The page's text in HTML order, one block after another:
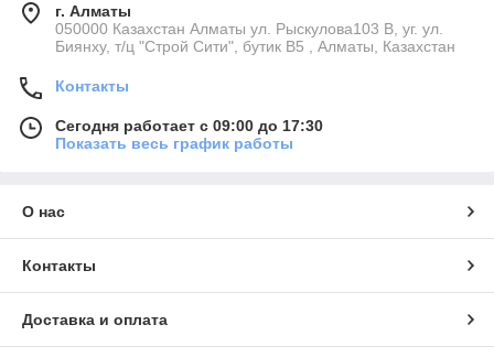
г. Алматы
050000 Казахстан Алматы ул. Рыскулова103 В, уг. ул.
Биянху, т/ц "Строй Сити", бутик В5 , Алматы, Казахстан
Контакты
Сегодня работает с 09:00 до 17:30
Показать весь график работы
О нас
Контакты
Доставка и оплата